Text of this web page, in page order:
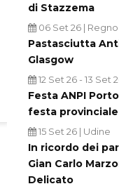
di Stazzema
06 Set 26|
Pastasciutta
Glasgow
12 Set 26- 13 Set
Festa ANPI
festa provinciale
15 Set 26| Udine
In ricordo dei
Gian Carlo
Delicato